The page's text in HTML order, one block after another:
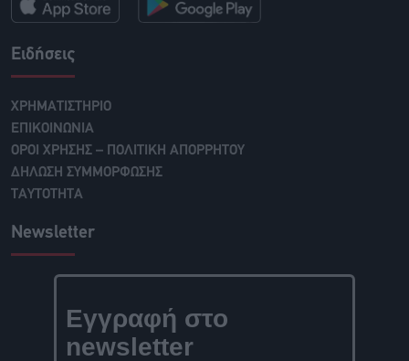
Ειδήσεις
ΧΡΗΜΑΤΙΣΤΗΡΙΟ
ΕΠΙΚΟΙΝΩΝΙΑ
ΟΡΟΙ ΧΡΗΣΗΣ – ΠΟΛΙΤΙΚΗ ΑΠΟΡΡΗΤΟΥ
ΔΗΛΩΣΗ ΣΥΜΜΟΡΦΩΣΗΣ
ΤΑΥΤΟΤΗΤΑ
Newsletter
Εγγραφή στο
newsletter